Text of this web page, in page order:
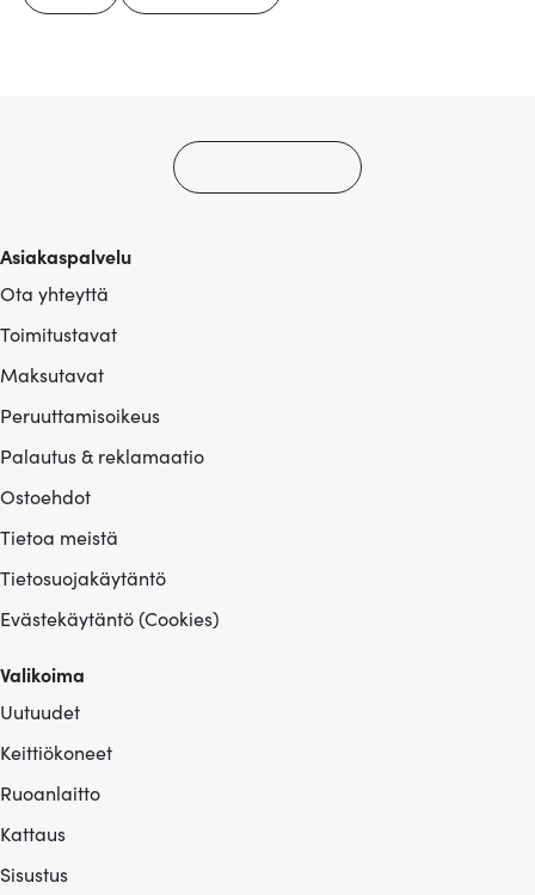
Asiakaspalvelu
Ota yhteyttä
Toimitustavat
Maksutavat
Peruuttamisoikeus
Palautus & reklamaatio
Ostoehdot
Tietoa meistä
Tietosuojakäytäntö
Evästekäytäntö (Cookies)
Valikoima
Uutuudet
Keittiökoneet
Ruoanlaitto
Kattaus
Sisustus